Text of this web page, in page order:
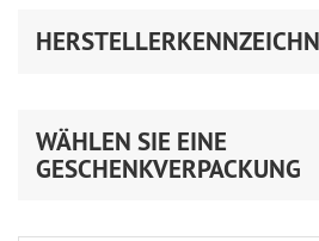
WÄHLEN SIE EINE
GESCHENKVERPACKUNG